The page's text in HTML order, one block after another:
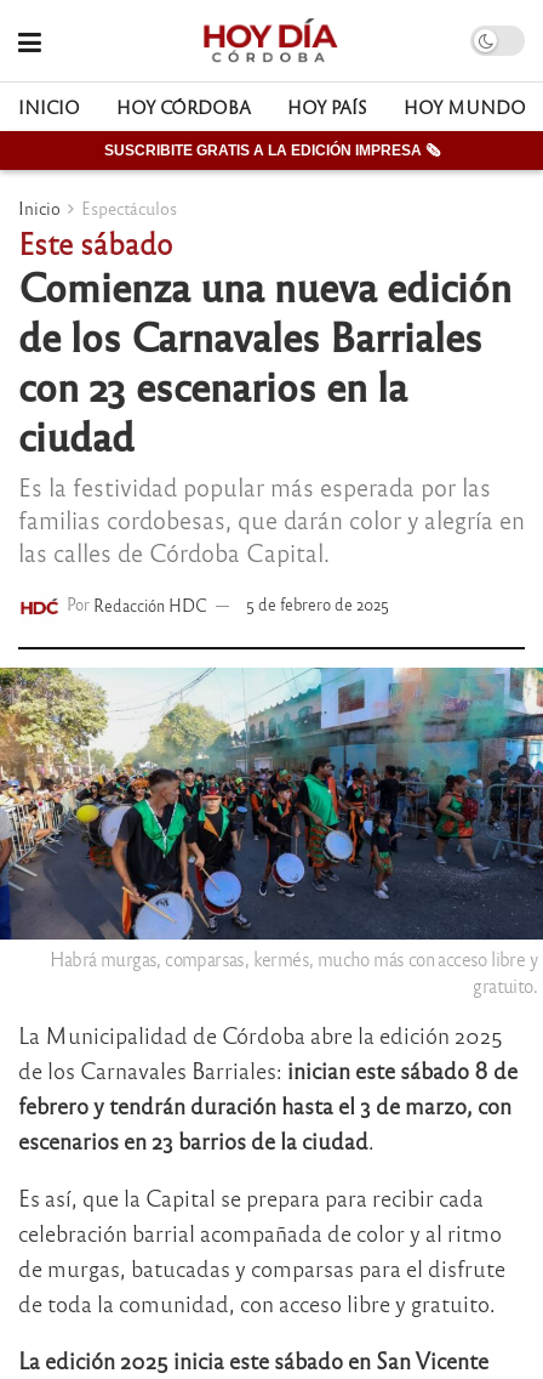
INICIO HOY CÓRDOBA HOY PAÍS HOY MUNDO
SUSCRIBITE GRATIS A LA EDICIÓN IMPRESA 🗞
Inicio Espectáculos
Este sábado
Comienza una nueva edición
de los Carnavales Barriales
con 23 escenarios en la
ciudad
Es la festividad popular más esperada por las
familias cordobesas, que darán color y alegría en
las calles de Córdoba Capital.
Por Redacción HDC 5 de febrero de 2025
Habrá murgas, comparsas, kermés, mucho más con acceso libre y
gratuito.
La Municipalidad de Córdoba abre la edición 2025
de los Carnavales Barriales: inician este sábado 8 de
febrero y tendrán duración hasta el 3 de marzo, con
escenarios en 23 barrios de la ciudad.
Es así, que la Capital se prepara para recibir cada
celebración barrial acompañada de color y al ritmo
de murgas, batucadas y comparsas para el disfrute
de toda la comunidad, con acceso libre y gratuito.
La edición 2025 inicia este sábado en San Vicente